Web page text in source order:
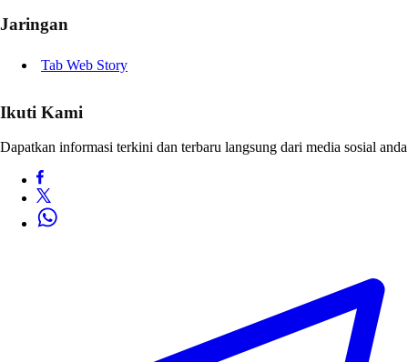
Jaringan
Tab Web Story
Ikuti Kami
Dapatkan informasi terkini dan terbaru langsung dari media sosial anda